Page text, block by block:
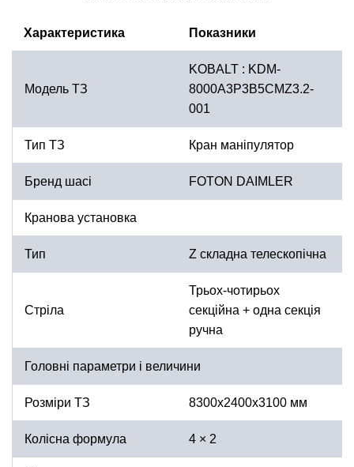
Характеристика Показники
Модель ТЗ
KOBALT : KDM-
8000А3P3B5CMZ3.2-
001
Тип ТЗ Кран маніпулятор
Бренд шасі FOTON DAIMLER
Кранова установка
Тип Z складна телескопічна
Стріла
Трьох-чотирьох
секційна + одна секція
ручна
Головні параметри і величини
Розміри ТЗ 8300х2400х3100 мм
Колісна формула 4 × 2